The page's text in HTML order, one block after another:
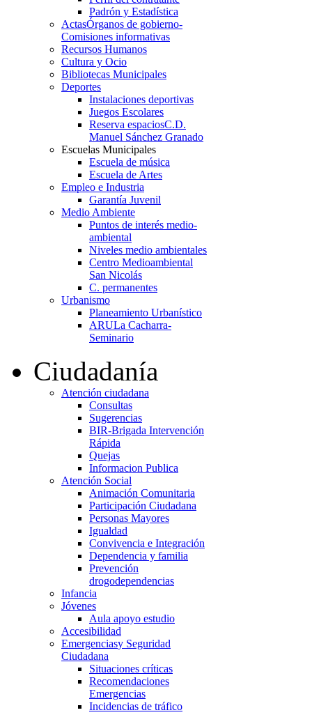
Padrón y Estadística
ActasÓrganos de gobierno-
Comisiones informativas
Recursos Humanos
Cultura y Ocio
Bibliotecas Municipales
Deportes
Instalaciones deportivas
Juegos Escolares
Reserva espaciosC.D.
Manuel Sánchez Granado
Escuelas Municipales
Escuela de música
Escuela de Artes
Empleo e Industria
Garantía Juvenil
Medio Ambiente
Puntos de interés medio-
ambiental
Niveles medio ambientales
Centro Medioambiental
San Nicolás
C. permanentes
Urbanismo
Planeamiento Urbanístico
ARULa Cacharra-
Seminario
Ciudadanía
Atención ciudadana
Consultas
Sugerencias
BIR-Brigada Intervención
Rápida
Quejas
Informacion Publica
Atención Social
Animación Comunitaria
Participación Ciudadana
Personas Mayores
Igualdad
Convivencia e Integración
Dependencia y familia
Prevención
drogodependencias
Infancia
Jóvenes
Aula apoyo estudio
Accesibilidad
Emergenciasy Seguridad
Ciudadana
Situaciones críticas
Recomendaciones
Emergencias
Incidencias de tráfico